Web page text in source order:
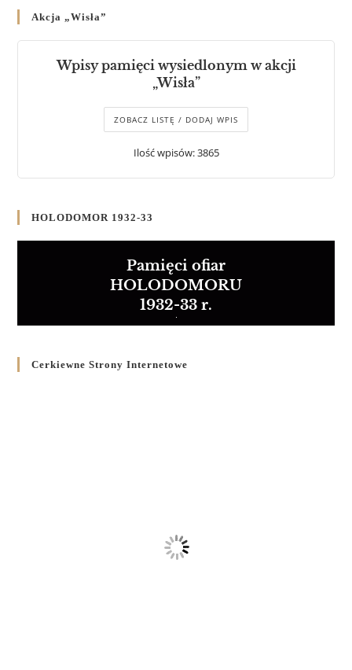
Akcja „Wisła”
Wpisy pamięci wysiedlonym w akcji
„Wisła”
ZOBACZ LISTĘ / DODAJ WPIS
Ilość wpisów: 3865
HOLODOMOR 1932-33
Pamięci ofiar
HOLODOMORU
1932-33 r.
Cerkiewne Strony Internetowe